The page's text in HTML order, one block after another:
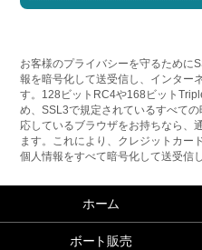
お客様のプライバシーを守るために
報を暗号化して送受信し、インター
す。128ビットRC4や168ビット
め、SSL3で規定されているすべて
応しているブラウザをお持ちなら、
ます。これにより、クレジットカー
個人情報をすべて暗号化して送受信
ホーム
ボート販売